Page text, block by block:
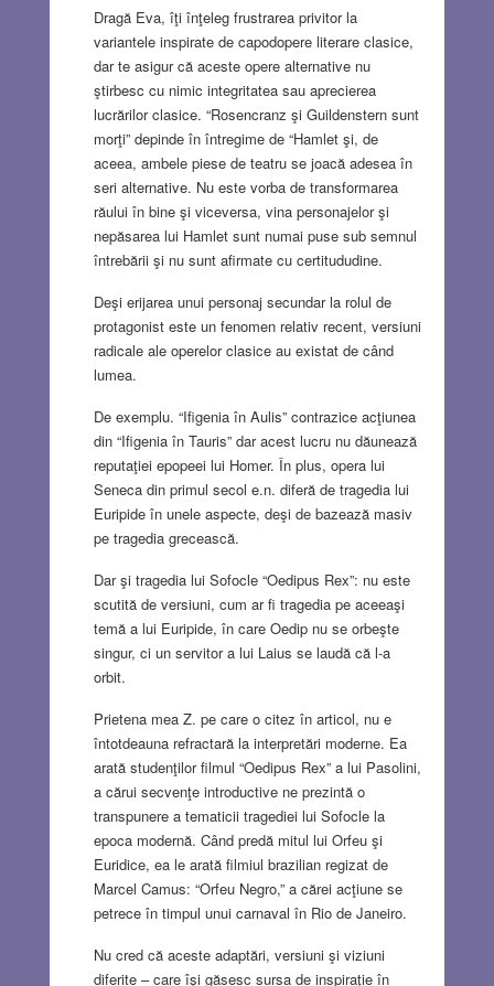
Dragă Eva, îţi înţeleg frustrarea privitor la
variantele inspirate de capodopere literare clasice,
dar te asigur că aceste opere alternative nu
ştirbesc cu nimic integritatea sau aprecierea
lucrărilor clasice. “Rosencranz şi Guildenstern sunt
morţi” depinde în întregime de “Hamlet şi, de
aceea, ambele piese de teatru se joacă adesea în
seri alternative. Nu este vorba de transformarea
răului în bine şi viceversa, vina personajelor şi
nepăsarea lui Hamlet sunt numai puse sub semnul
întrebării şi nu sunt afirmate cu certitududine.
Deşi erijarea unui personaj secundar la rolul de
protagonist este un fenomen relativ recent, versiuni
radicale ale operelor clasice au existat de când
lumea.
De exemplu. “Ifigenia în Aulis” contrazice acţiunea
din “Ifigenia în Tauris” dar acest lucru nu dăunează
reputaţiei epopeei lui Homer. În plus, opera lui
Seneca din primul secol e.n. diferă de tragedia lui
Euripide în unele aspecte, deşi de bazează masiv
pe tragedia grecească.
Dar şi tragedia lui Sofocle “Oedipus Rex”: nu este
scutită de versiuni, cum ar fi tragedia pe aceeaşi
temă a lui Euripide, în care Oedip nu se orbeşte
singur, ci un servitor a lui Laius se laudă că l-a
orbit.
Prietena mea Z. pe care o citez în articol, nu e
întotdeauna refractară la interpretări moderne. Ea
arată studenţilor filmul “Oedipus Rex” a lui Pasolini,
a cărui secvenţe introductive ne prezintă o
transpunere a tematicii tragediei lui Sofocle la
epoca modernă. Când predă mitul lui Orfeu şi
Euridice, ea le arată filmiul brazilian regizat de
Marcel Camus: “Orfeu Negro,” a cărei acţiune se
petrece în timpul unui carnaval în Rio de Janeiro.
Nu cred că aceste adaptări, versiuni şi viziuni
diferite – care îşi găsesc sursa de inspiraţie în